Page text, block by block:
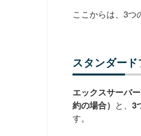
ここからは、3つ
スタンダー
エックスサーバー
約の場合） と、 3
す。